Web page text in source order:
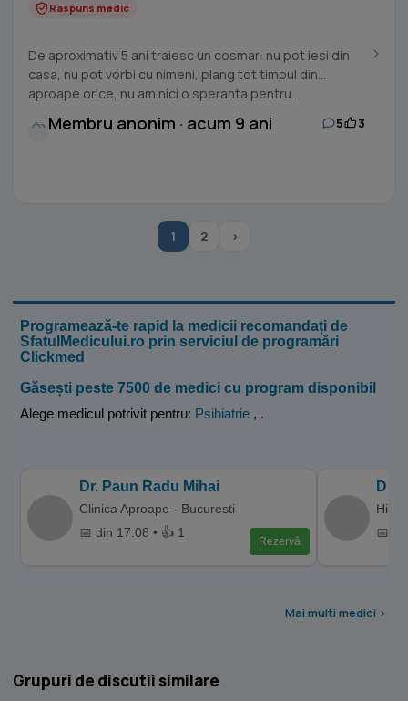
Raspuns medic
De aproximativ 5 ani traiesc un cosmar: nu pot iesi din
casa, nu pot vorbi cu nimeni, plang tot timpul din
aproape orice, nu am nici o speranta pentru...
Membru anonim · acum 9 ani 5 3
1 2 ›
Programează-te rapid la medicii recomandați de
SfatulMedicului.ro prin serviciul de programări
Clickmed
Găsești peste 7500 de medici cu program disponibil
Alege medicul potrivit pentru: Psihiatrie , .
Dr. Paun Radu Mihai
Clinica Aproape - Bucuresti
📅 din 17.08 • 👍 1
Rezervă
Dr.
📅
Mai multi medici >
Grupuri de discutii similare